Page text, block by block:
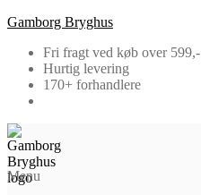
Gamborg Bryghus
Fri fragt ved køb over 599,-
Hurtig levering
170+ forhandlere
Menu